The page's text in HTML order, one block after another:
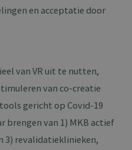
en acceptatie door
van VR uit te nutten,
van co-creatie
gericht op Covid-19
brengen van 1) MKB actief
3) revalidatieklinieken,